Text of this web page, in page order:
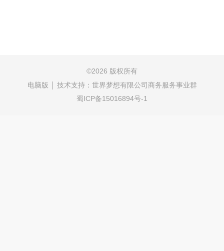
©2026 版权所有
电脑版
技术支持： 世界梦想有限公司商务服务事业群
蜀ICP备15016894号-1